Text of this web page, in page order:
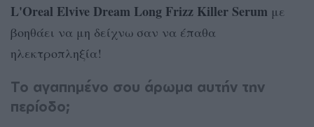
L'Oreal Elvive Dream Long Frizz Κiller Serum με
βοηθάει να μη δείχνω σαν να έπαθα
ηλεκτροπληξία!
Το αγαπημένο σου άρωμα αυτήν την
περίοδο;